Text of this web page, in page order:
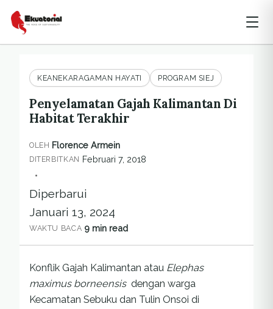
KEANEKARAGAMAN HAYATI PROGRAM SIEJ
Penyelamatan Gajah Kalimantan Di
Habitat Terakhir
OLEH Florence Armein
DITERBITKAN Februari 7, 2018
•
Diperbarui
Januari 13, 2024
WAKTU BACA 9 min read
Konflik Gajah Kalimantan atau Elephas
maximus borneensisdengan warga
Kecamatan Sebuku dan Tulin Onsoi di